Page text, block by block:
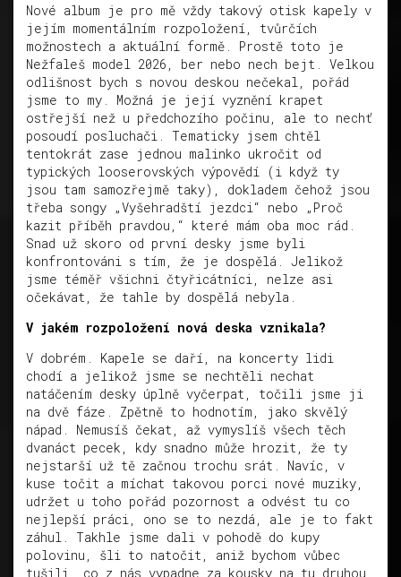
Nové album je pro mě vždy takový otisk kapely v
jejím momentálním rozpoložení, tvůrčích
možnostech a aktuální formě. Prostě toto je
Nežfaleš model 2026, ber nebo nech bejt. Velkou
odlišnost bych s novou deskou nečekal, pořád
jsme to my. Možná je její vyznění krapet
ostřejší než u předchozího počinu, ale to nechť
posoudí posluchači. Tematicky jsem chtěl
tentokrát zase jednou malinko ukročit od
typických looserovských výpovědí (i když ty
jsou tam samozřejmě taky), dokladem čehož jsou
třeba songy „Vyšehradští jezdci“ nebo „Proč
kazit příběh pravdou,“ které mám oba moc rád.
Snad už skoro od první desky jsme byli
konfrontováni s tím, že je dospělá. Jelikož
jsme téměř všichni čtyřicátníci, nelze asi
očekávat, že tahle by dospělá nebyla.
V jakém rozpoložení nová deska vznikala?
V dobrém. Kapele se daří, na koncerty lidi
chodí a jelikož jsme se nechtěli nechat
natáčením desky úplně vyčerpat, točili jsme ji
na dvě fáze. Zpětně to hodnotím, jako skvělý
nápad. Nemusíš čekat, až vymyslíš všech těch
dvanáct pecek, kdy snadno může hrozit, že ty
nejstarší už tě začnou trochu srát. Navíc, v
kuse točit a míchat takovou porci nové muziky,
udržet u toho pořád pozornost a odvést tu co
nejlepší práci, ono se to nezdá, ale je to fakt
záhul. Takhle jsme dali v pohodě do kupy
polovinu, šli to natočit, aniž bychom vůbec
tušili, co z nás vypadne za kousky na tu druhou